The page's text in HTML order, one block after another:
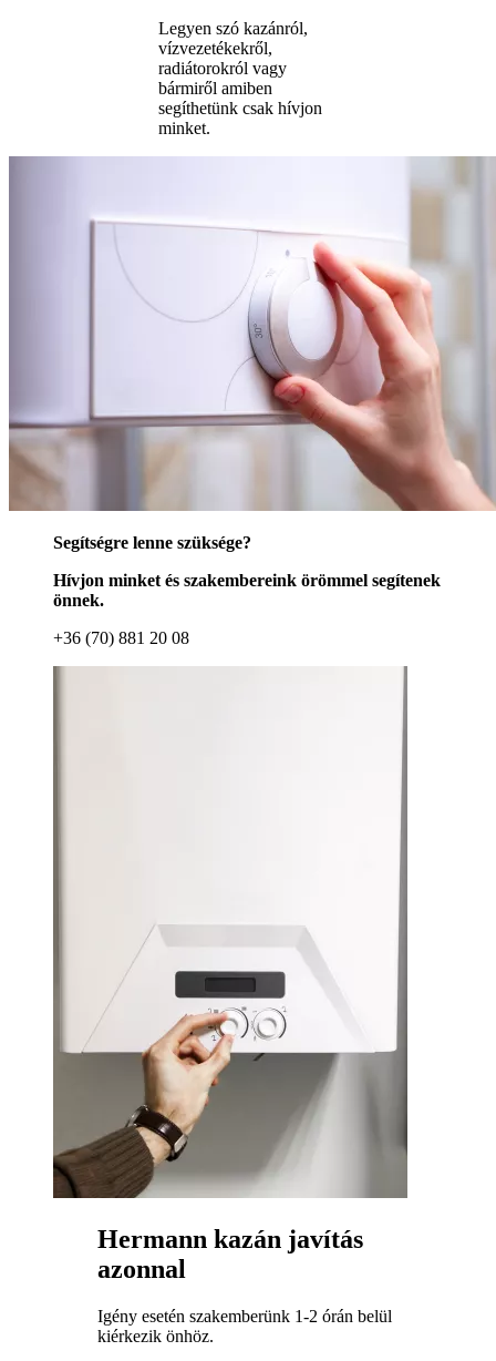
Legyen szó kazánról,
vízvezetékekről,
radiátorokról vagy
bármiről amiben
segíthetünk csak hívjon
minket.
Segítségre lenne szüksége?
Hívjon minket és szakembereink örömmel segítenek
önnek.
+36 (70) 881 20 08
Hermann kazán javítás
azonnal
Igény esetén szakemberünk 1-2 órán belül
kiérkezik önhöz.